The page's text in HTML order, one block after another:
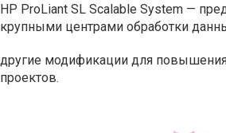
HP ProLiant SL Scalable System —
крупными центрами обработки
другие модификации для
проектов.